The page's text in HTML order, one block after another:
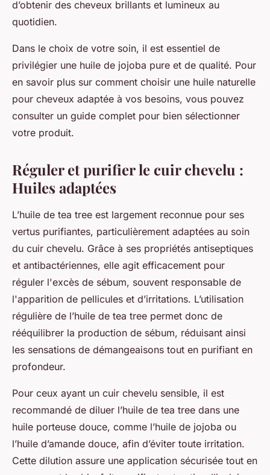
d’obtenir des cheveux brillants et lumineux au
quotidien.
Dans le choix de votre soin, il est essentiel de
privilégier une huile de jojoba pure et de qualité. Pour
en savoir plus sur comment choisir une huile naturelle
pour cheveux adaptée à vos besoins, vous pouvez
consulter un guide complet pour bien sélectionner
votre produit.
Réguler et purifier le cuir chevelu :
Huiles adaptées
L’huile de tea tree est largement reconnue pour ses
vertus purifiantes, particulièrement adaptées au soin
du cuir chevelu. Grâce à ses propriétés antiseptiques
et antibactériennes, elle agit efficacement pour
réguler l'excès de sébum, souvent responsable de
l'apparition de pellicules et d’irritations. L’utilisation
régulière de l’huile de tea tree permet donc de
rééquilibrer la production de sébum, réduisant ainsi
les sensations de démangeaisons tout en purifiant en
profondeur.
Pour ceux ayant un cuir chevelu sensible, il est
recommandé de diluer l’huile de tea tree dans une
huile porteuse douce, comme l’huile de jojoba ou
l’huile d’amande douce, afin d’éviter toute irritation.
Cette dilution assure une application sécurisée tout en